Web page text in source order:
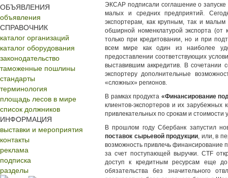
ОБЪЯВЛЕНИЯ
объявления
СПРАВОЧНИК
каталог организаций
каталог оборудования
законодательство
таможенные пошлины
стандарты
терминология
площадь лесов в мире
список должников
ИНФОРМАЦИЯ
выставки и мероприятия
контакты
реклама
подписка
разделы
ЭКСАР подписали соглашение о
малых и средних предприятий.
экспортерам, как крупным, так и
обширной номенклатурой экспорта (от
только при кредитовании, но и при
всем мире как один из наиболее
предоставлении соответствующих
выставившим аккредитив. В сочетании
экспортеру дополнительные
«сложных» регионов.
В рамках продукта «Финансирование
клиентов-экспортеров и их зарубежных
привлекательных по срокам и стоимости
В прошлом году Сбербанк запустил
поставок сырьевой продукции, или, в
возможность привлечь финансирование
за счет поступающей выручки. CTF
доступ к кредитным ресурсам еще
обязательства без значительного